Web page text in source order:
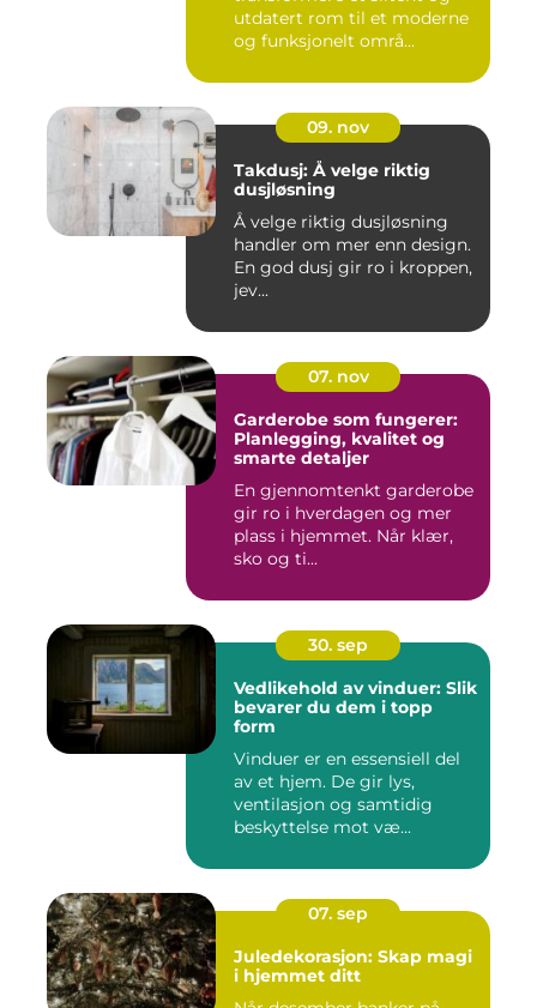
utdatert rom til et moderne
og funksjonelt områ...
09. nov
Takdusj: Å velge riktig
dusjløsning
Å velge riktig dusjløsning
handler om mer enn design.
En god dusj gir ro i kroppen,
jev...
07. nov
Garderobe som fungerer:
Planlegging, kvalitet og
smarte detaljer
En gjennomtenkt garderobe
gir ro i hverdagen og mer
plass i hjemmet. Når klær,
sko og ti...
30. sep
Vedlikehold av vinduer: Slik
bevarer du dem i topp
form
Vinduer er en essensiell del
av et hjem. De gir lys,
ventilasjon og samtidig
beskyttelse mot væ...
07. sep
Juledekorasjon: Skap magi
i hjemmet ditt